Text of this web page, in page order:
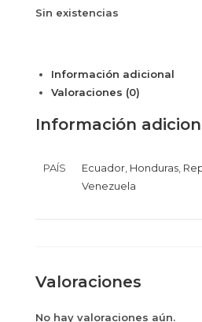
Sin existencias
Información adicional
Valoraciones (0)
Información
PAÍS Ecuador Honduras
Venezuela
Valoraciones
No hay valoraciones aún.